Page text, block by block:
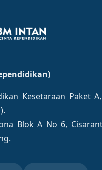
Kesetaraan Paket
Blok A No 6,